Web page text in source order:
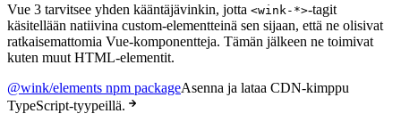
Vue 3 tarvitsee yhden kääntäjävinkin, jotta <wink-*>-tagit
käsitellään natiivina custom-elementteinä sen sijaan, että ne olisivat
ratkaisemattomia Vue-komponentteja. Tämän jälkeen ne toimivat
kuten muut HTML-elementit.
@wink/elements npm packageAsenna ja lataa CDN-kimppu
TypeScript-tyypeillä.